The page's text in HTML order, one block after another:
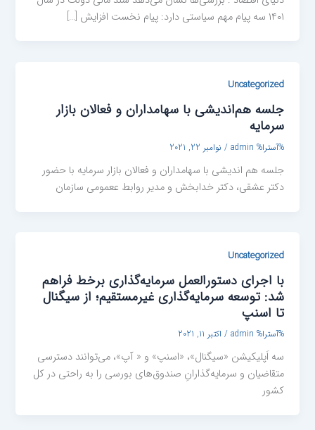
۱۴۰۱ سه پیام مهم سیاستی دارد: پیام نخست افزایش […]
Uncategorized
جلسه هم‌اندیشی با سهامداران و فعالان بازار
سرمایه
%آسترا% admin
/ نوامبر 22, 2021
جلسه هم اندیشی با سهامداران و فعالان بازار سرمایه با حضور
دکتر عشقی، دکتر خدابخش و مدیر روابط ععمومی سازمان
Uncategorized
با اجرای دستورالعمل سرمایه‌گذاری برخط فراهم
شد: توسعه سرمایه‌گذاری غیرمستقیم؛ از سیگنال
تا اسنپ
%آسترا% admin
/ اکتبر 11, 2021
سه اَپلیکیشن «سیگنال»، «اسنپ» و « آپ»، می‌توانند دسترسی
متقاضیان و سرمایه‌گذارانِ صندوق‌های بورسی را به راحتی در کل
کشور